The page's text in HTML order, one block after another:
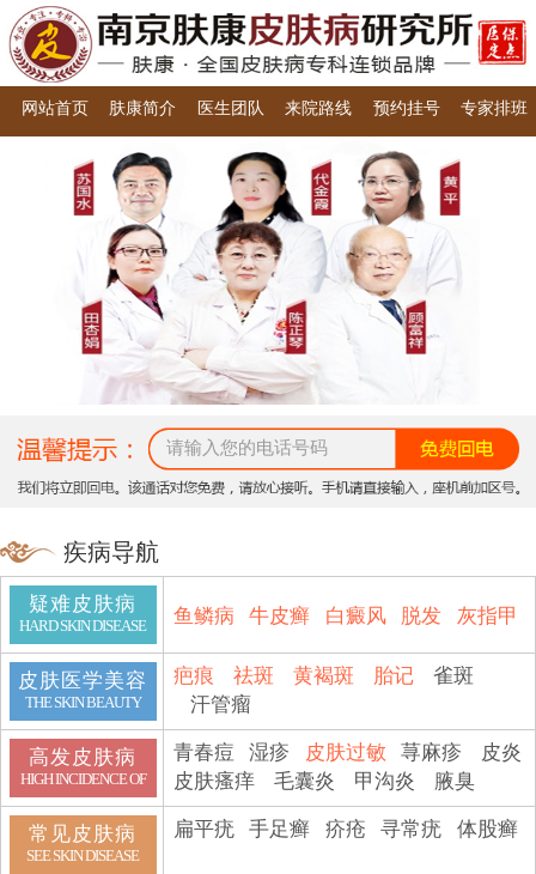
网站首页 肤康简介 医生团队 来院路线 预约挂号 专家排班
疾病导航
疑难皮肤病
HARD SKIN DISEASE 鱼鳞病 牛皮癣 白癜风 脱发 灰指甲
皮肤医学美容
THE SKIN BEAUTY
疤痕 祛斑 黄褐斑 胎记
雀斑
汗管瘤
高发皮肤病
HIGH INCIDENCE OF
青春痘 湿疹 皮肤过敏 荨麻疹
皮炎
皮肤瘙痒
毛囊炎 甲沟炎 腋臭
常见皮肤病
SEE SKIN DISEASE
扁平疣 手足癣 疥疮 寻常疣 体股癣